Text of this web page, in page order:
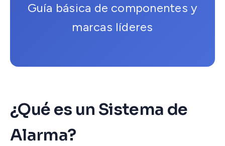
Guía básica de componentes y
marcas líderes
¿Qué es un Sistema de
Alarma?